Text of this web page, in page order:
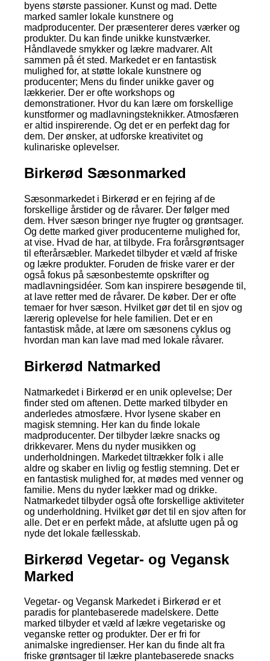
byens største passioner. Kunst og mad. Dette
marked samler lokale kunstnere og
madproducenter. Der præsenterer deres værker og
produkter. Du kan finde unikke kunstværker.
Håndlavede smykker og lækre madvarer. Alt
sammen på ét sted. Markedet er en fantastisk
mulighed for, at støtte lokale kunstnere og
producenter; Mens du finder unikke gaver og
lækkerier. Der er ofte workshops og
demonstrationer. Hvor du kan lære om forskellige
kunstformer og madlavningsteknikker. Atmosfæren
er altid inspirerende. Og det er en perfekt dag for
dem. Der ønsker, at udforske kreativitet og
kulinariske oplevelser.
Birkerød Sæsonmarked
Sæsonmarkedet i Birkerød er en fejring af de
forskellige årstider og de råvarer. Der følger med
dem. Hver sæson bringer nye frugter og grøntsager.
Og dette marked giver producenterne mulighed for,
at vise. Hvad de har, at tilbyde. Fra forårsgrøntsager
til efterårsæbler. Markedet tilbyder et væld af friske
og lækre produkter. Foruden de friske varer er der
også fokus på sæsonbestemte opskrifter og
madlavningsidéer. Som kan inspirere besøgende til,
at lave retter med de råvarer. De køber. Der er ofte
temaer for hver sæson. Hvilket gør det til en sjov og
lærerig oplevelse for hele familien. Det er en
fantastisk måde, at lære om sæsonens cyklus og
hvordan man kan lave mad med lokale råvarer.
Birkerød Natmarked
Natmarkedet i Birkerød er en unik oplevelse; Der
finder sted om aftenen. Dette marked tilbyder en
anderledes atmosfære. Hvor lysene skaber en
magisk stemning. Her kan du finde lokale
madproducenter. Der tilbyder lækre snacks og
drikkevarer. Mens du nyder musikken og
underholdningen. Markedet tiltrækker folk i alle
aldre og skaber en livlig og festlig stemning. Det er
en fantastisk mulighed for, at mødes med venner og
familie. Mens du nyder lækker mad og drikke.
Natmarkedet tilbyder også ofte forskellige aktiviteter
og underholdning. Hvilket gør det til en sjov aften for
alle. Det er en perfekt måde, at afslutte ugen på og
nyde det lokale fællesskab.
Birkerød Vegetar- og Vegansk
Marked
Vegetar- og Vegansk Markedet i Birkerød er et
paradis for plantebaserede madelskere. Dette
marked tilbyder et væld af lækre vegetariske og
veganske retter og produkter. Der er fri for
animalske ingredienser. Her kan du finde alt fra
friske grøntsager til lækre plantebaserede snacks